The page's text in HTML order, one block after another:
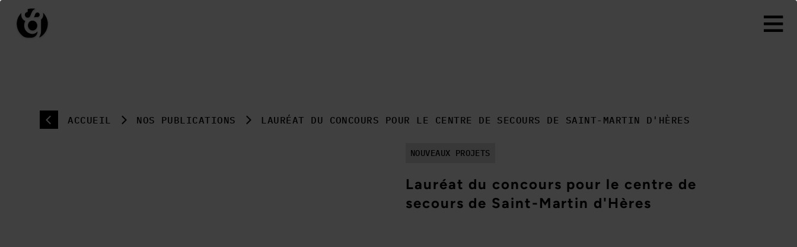
ACCUEIL NOS PUBLICATIONS LAURÉAT DU CONCOURS POUR LE CENTRE DE SECOURS DE SAINT-MARTIN D'HÈRES
NOUVEAUX PROJETS
Lauréat du concours pour le centre de
secours de Saint-Martin d'Hères